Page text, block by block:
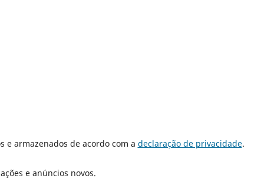
e armazenados de acordo com a declaração de privacidade.
e anúncios novos.